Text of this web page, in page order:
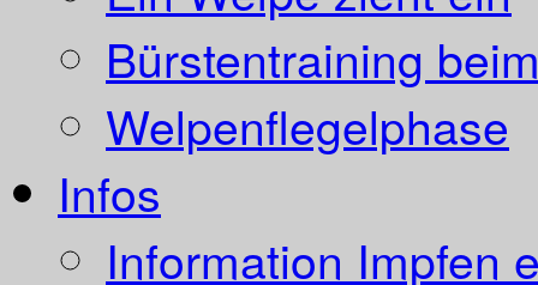
Bürstentraining
Welpenflegelphase
Infos
Information Impfen